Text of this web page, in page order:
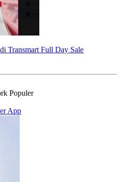
Transmart Full Day Sale
Populer
App